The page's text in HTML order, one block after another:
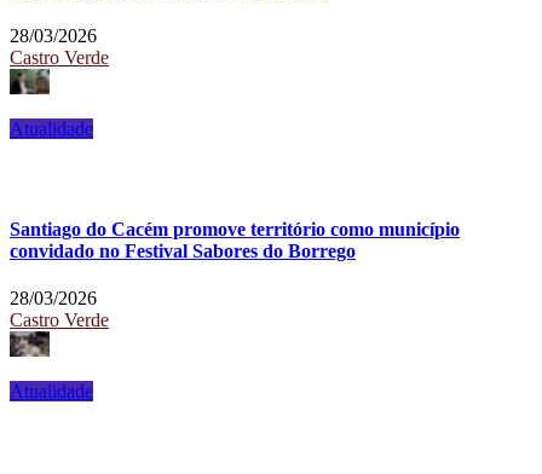
28/03/2026
Castro Verde
Atualidade
Santiago do Cacém promove território como município
convidado no Festival Sabores do Borrego
28/03/2026
Castro Verde
Atualidade